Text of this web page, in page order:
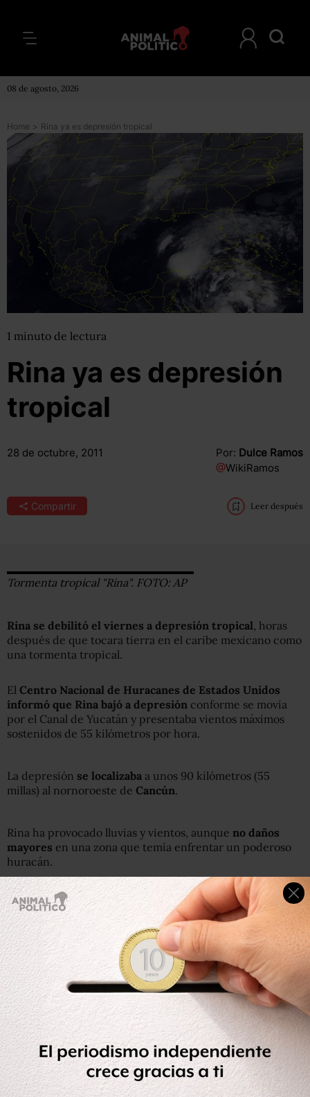
08 de agosto, 2026
Home > Rina ya es depresión tropical
1 minuto de lectura
Rina ya es depresión
tropical
28 de octubre, 2011 Por: Dulce Ramos
@WikiRamos
Compartir Leer después
Tormenta tropical "Rina". FOTO: AP
Rina se debilitó el viernes a depresión tropical, horas
después de que tocara tierra en el caribe mexicano como
una tormenta tropical.
El Centro Nacional de Huracanes de Estados Unidos
informó que Rina bajó a depresión conforme se movía
por el Canal de Yucatán y presentaba vientos máximos
sostenidos de 55 kilómetros por hora.
La depresión se localizaba a unos 90 kilómetros (55
millas) al nornoroeste de Cancún.
Rina ha provocado lluvias y vientos, aunque no daños
mayores en una zona que temía enfrentar un poderoso
huracán.